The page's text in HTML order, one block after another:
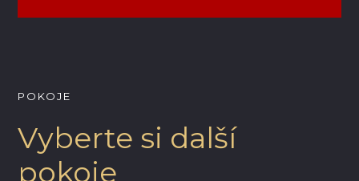
POKOJE
Vyberte si další
pokoje